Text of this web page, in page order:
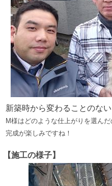
新築時から変わることのな
M様はどのような仕上がりを選ん
完成が楽しみですね！
【施工の様子】